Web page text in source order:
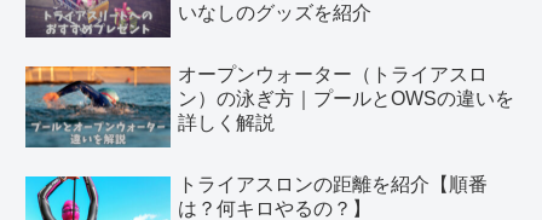
いなしのグッズを紹介
オープンウォーター（トライアスロ
ン）の泳ぎ方｜プールとOWSの違いを
詳しく解説
トライアスロンの距離を紹介【順番
は？何キロやるの？】